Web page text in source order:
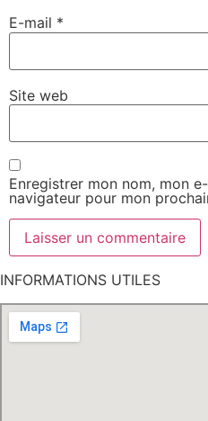
E-mail *
Site web
Enregistrer mon nom, mon
navigateur pour mon
INFORMATIONS UTILES